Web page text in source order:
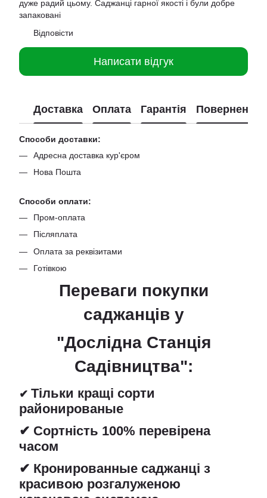
дуже радий цьому. Саджанці гарної якості і були добре
запаковані
Відповісти
Написати відгук
Доставка Оплата Гарантія Повернення
Способи доставки:
Адресна доставка кур'єром
Нова Пошта
Способи оплати:
Пром-оплата
Післяплата
Оплата за реквізитами
Готівкою
Переваги покупки
саджанців у
"Дослідна Станція
Садівництва":
✔ Тільки кращі сорти
районированые
✔ Сортність 100% перевірена
часом
✔ Кронированные саджанці з
красивою розгалуженою